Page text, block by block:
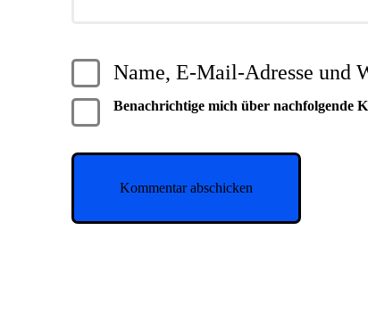
Name, E-Mail-Adresse und
Benachrichtige mich über nachfolgende